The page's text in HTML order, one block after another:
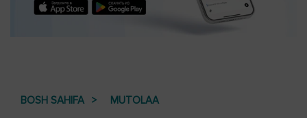
BOSH SAHIFA MUTOLAA